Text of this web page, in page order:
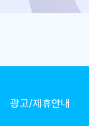
광고/제휴안내